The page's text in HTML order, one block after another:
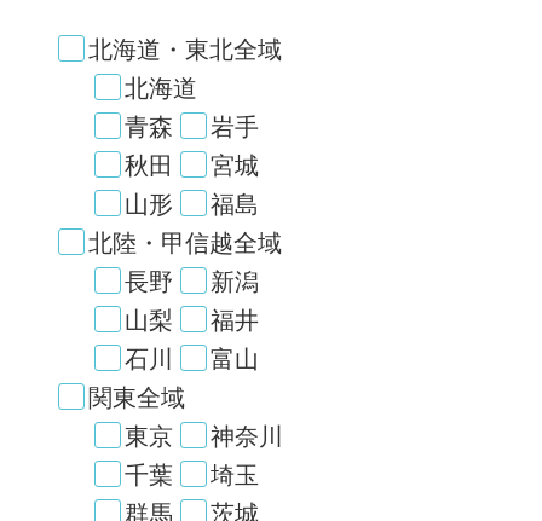
北海道・東北全域
北海道
青森
岩手
秋田
宮城
山形
福島
北陸・甲信越全域
長野
新潟
山梨
福井
石川
富山
関東全域
東京
神奈川
千葉
埼玉
群馬
茨城